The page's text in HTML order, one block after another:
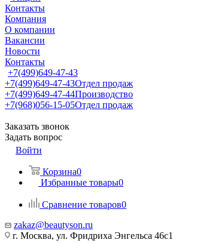
Контакты
Компания
О компании
Вакансии
Новости
Контакты
+7(499)649-47-43
+7(499)649-47-43Отдел продаж
+7(499)649-47-44Производство
+7(968)056-15-05Отдел продаж
Заказать звонок
Задать вопрос
Войти
Корзина0
Избранные товары0
Сравнение товаров0
zakaz@beautyson.ru
г. Москва, ул. Фридриха Энгельса 46с1